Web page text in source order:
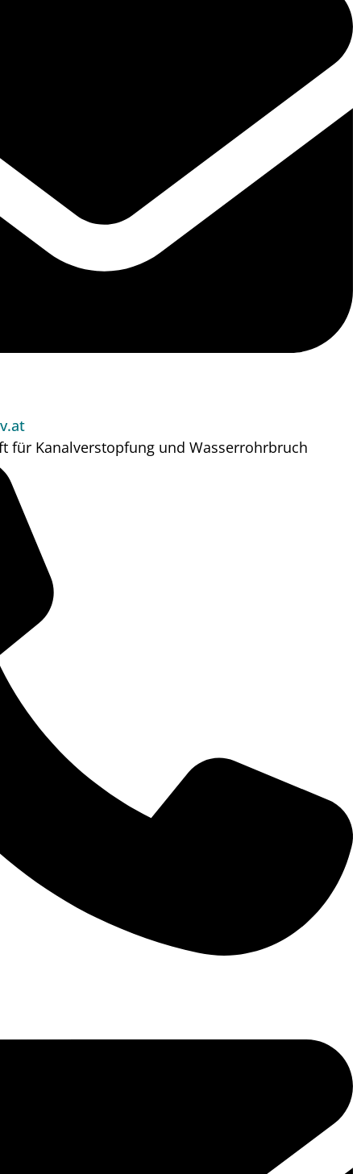
für Kanalverstopfung und Wasserrohrbruch